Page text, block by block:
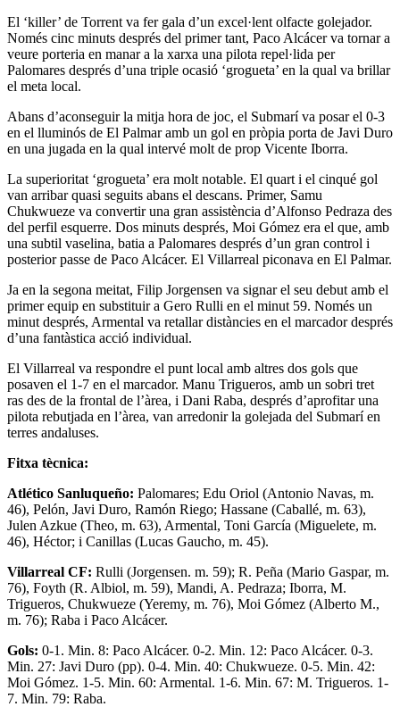
El ‘killer’ de Torrent va fer gala d’un excel·lent olfacte golejador.
Només cinc minuts després del primer tant, Paco Alcácer va tornar a
veure porteria en manar a la xarxa una pilota repel·lida per
Palomares després d’una triple ocasió ‘grogueta’ en la qual va brillar
el meta local.
Abans d’aconseguir la mitja hora de joc, el Submarí va posar el 0-3
en el lluminós de El Palmar amb un gol en pròpia porta de Javi Duro
en una jugada en la qual intervé molt de prop Vicente Iborra.
La superioritat ‘grogueta’ era molt notable. El quart i el cinqué gol
van arribar quasi seguits abans el descans. Primer, Samu
Chukwueze va convertir una gran assistència d’Alfonso Pedraza des
del perfil esquerre. Dos minuts després, Moi Gómez era el que, amb
una subtil vaselina, batia a Palomares després d’un gran control i
posterior passe de Paco Alcácer. El Villarreal piconava en El Palmar.
Ja en la segona meitat, Filip Jorgensen va signar el seu debut amb el
primer equip en substituir a Gero Rulli en el minut 59. Només un
minut després, Armental va retallar distàncies en el marcador després
d’una fantàstica acció individual.
El Villarreal va respondre el punt local amb altres dos gols que
posaven el 1-7 en el marcador. Manu Trigueros, amb un sobri tret
ras des de la frontal de l’àrea, i Dani Raba, després d’aprofitar una
pilota rebutjada en l’àrea, van arredonir la golejada del Submarí en
terres andaluses.
Fitxa tècnica:
Atlético Sanluqueño: Palomares; Edu Oriol (Antonio Navas, m.
46), Pelón, Javi Duro, Ramón Riego; Hassane (Caballé, m. 63),
Julen Azkue (Theo, m. 63), Armental, Toni García (Miguelete, m.
46), Héctor; i Canillas (Lucas Gaucho, m. 45).
Villarreal CF: Rulli (Jorgensen. m. 59); R. Peña (Mario Gaspar, m.
76), Foyth (R. Albiol, m. 59), Mandi, A. Pedraza; Iborra, M.
Trigueros, Chukwueze (Yeremy, m. 76), Moi Gómez (Alberto M.,
m. 76); Raba i Paco Alcácer.
Gols: 0-1. Min. 8: Paco Alcácer. 0-2. Min. 12: Paco Alcácer. 0-3.
Min. 27: Javi Duro (pp). 0-4. Min. 40: Chukwueze. 0-5. Min. 42:
Moi Gómez. 1-5. Min. 60: Armental. 1-6. Min. 67: M. Trigueros. 1-
7. Min. 79: Raba.